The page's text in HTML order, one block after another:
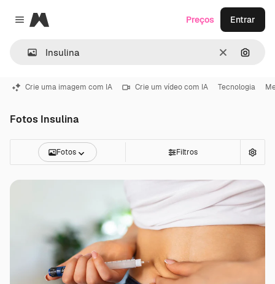
Close menu
Magnific
Limpar
Preços Entrar
Crie uma imagem com IA Crie um vídeo com IA Tecnologia
Fotos Insulina
Fotos Filtros